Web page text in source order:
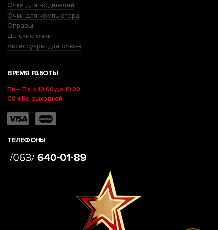
Очки для водителей
Очки для компьютера
Оправы
Детские очки
Аксессуары для очков
ВРЕМЯ РАБОТЫ
Пн – Пт: с 10:00 до 19:00
Сб и Вс: выходной
ТЕЛЕФОНЫ